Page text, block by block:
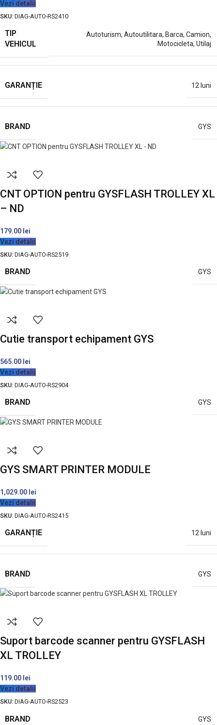
Vezi detalii
SKU: DIAG-AUTO-RS2410
TIP
VEHICUL
Autoturism, Autoutilitara, Barca, Camion,
Motocicleta, Utilaj
GARANȚIE 12 luni
BRAND GYS
CNT OPTION pentru GYSFLASH TROLLEY XL
– ND
179.00 lei
Vezi detalii
SKU: DIAG-AUTO-RS2519
BRAND GYS
Cutie transport echipament GYS
565.00 lei
Vezi detalii
SKU: DIAG-AUTO-RS2904
BRAND GYS
GYS SMART PRINTER MODULE
1,029.00 lei
Vezi detalii
SKU: DIAG-AUTO-RS2415
GARANȚIE 12 luni
BRAND GYS
Suport barcode scanner pentru GYSFLASH
XL TROLLEY
119.00 lei
Vezi detalii
SKU: DIAG-AUTO-RS2523
BRAND GYS